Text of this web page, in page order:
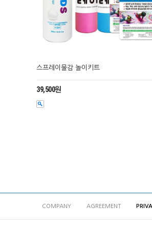
스프레이물감 놀이키트
39,500원
COMPANY AGREEMENT